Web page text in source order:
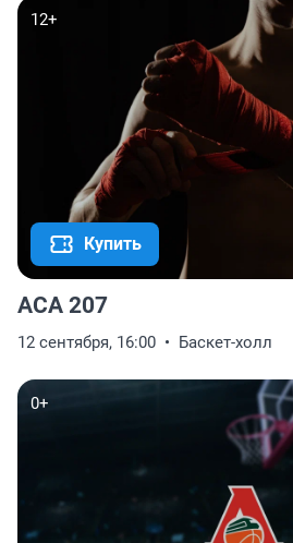
12+
Купить
АСА 207
12 сентября, 16:00 Баскет-холл
0+